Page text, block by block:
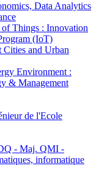
Data Analytics
Things : Innovation
(IoT)
and Urban
Environment :
& Management
de l'Ecole
- Maj. QMI -
informatique